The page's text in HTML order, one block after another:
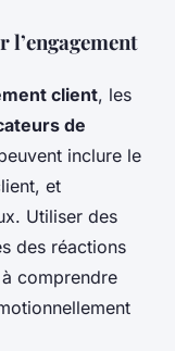
client, les
de
inclure le
et
Utiliser des
des réactions
comprendre